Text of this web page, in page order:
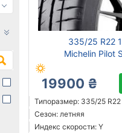
335/25 R22
Michelin Pilot
19900 ₴
Типоразмер: 335/25 R22
Сезон: летняя
Индекс скорости: Y